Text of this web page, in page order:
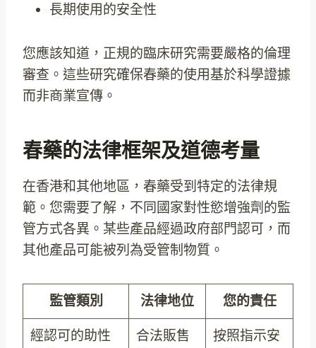
長期使用的安全性
您應該知道，正規的臨床研究需要嚴格的倫理
審查。這些研究確保春藥的使用基於科學證據
而非商業宣傳。
春藥的法律框架及道德考量
在香港和其他地區，春藥受到特定的法律規
範。您需要了解，不同國家對性慾增強劑的監
管方式各異。某些產品經過政府部門認可，而
其他產品可能被列為受管制物質。
監管類別 法律地位 您的責任
經認可的助性
合法販售
按照指示安